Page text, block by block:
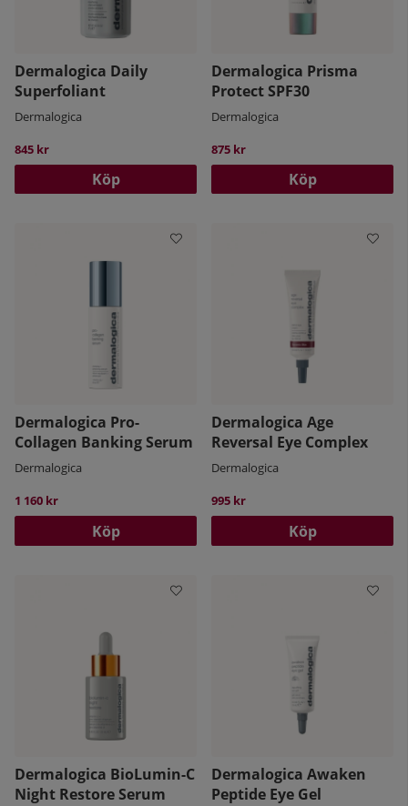
Dermalogica Daily
Superfoliant
Dermalogica
845 kr
Köp
Dermalogica Prisma
Protect SPF30
Dermalogica
875 kr
Köp
Dermalogica Pro-
Collagen Banking Serum
Dermalogica
1 160 kr
Köp
Dermalogica Age
Reversal Eye Complex
Dermalogica
995 kr
Köp
Dermalogica BioLumin-C
Night Restore Serum
Dermalogica Awaken
Peptide Eye Gel